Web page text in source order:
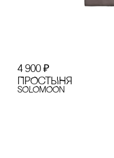
4 900 ₽
ПРОсТЫНЯ
SOLOMOON